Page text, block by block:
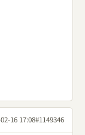
16 17:08#1149346